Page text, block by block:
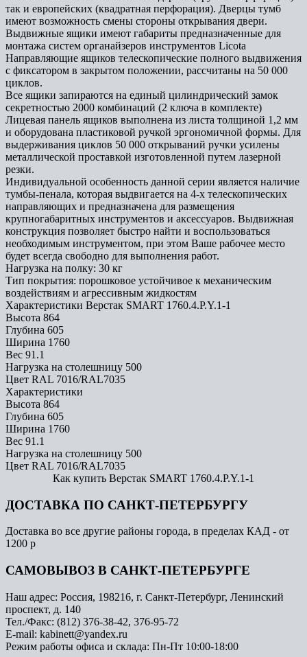
так и европейских (квадратная перфорация). Дверцы тумб
имеют возможность смены стороны открывания двери.
Выдвижные ящики имеют габариты предназначенные для
монтажа систем органайзеров инструментов Licota
Направляющие ящиков телескопические полного выдвижения
с фиксатором в закрытом положении, рассчитаны на 50 000
циклов.
Все ящики запираются на единый цилиндрический замок
секретностью 2000 комбинаций (2 ключа в комплекте)
Лицевая панель ящиков выполнена из листа толщиной 1,2 мм
и оборудована пластиковой ручкой эргономичной формы. Для
выдерживания циклов 50 000 открываний ручки усилены
металлической проставкой изготовленной путем лазерной
резки.
Индивидуальной особенность данной серии является наличие
тумбы-пенала, которая выдвигается на 4-х телескопических
направляющих и предназначена для размещения
крупногабаритных инструментов и аксессуаров. Выдвижная
конструкция позволяет быстро найти и воспользоваться
необходимым инструментом, при этом Ваше рабочее место
будет всегда свободно для выполнения работ.
Нагрузка на полку: 30 кг
Тип покрытия: порошковое устойчивое к механическим
воздействиям и агрессивным жидкостям
Характеристики Верстак SMART 1760.4.P.Y.1-1
Высота 864
Глубина 605
Ширина 1760
Вес 91.1
Нагрузка на столешницу 500
Цвет RAL 7016/RAL7035
Характеристики
Высота 864
Глубина 605
Ширина 1760
Вес 91.1
Нагрузка на столешницу 500
Цвет RAL 7016/RAL7035
Как купить Верстак SMART 1760.4.P.Y.1-1
ДОСТАВКА ПО САНКТ-ПЕТЕРБУРГУ
Доставка во все другие районы города, в пределах КАД - от
1200 р
САМОВЫВОЗ В САНКТ-ПЕТЕРБУРГЕ
Наш адрес: Россия, 198216, г. Санкт-Петербург, Ленинский
проспект, д. 140
Тел./Факс: (812) 376-38-42, 376-95-72
E-mail: kabinett@yandex.ru
Режим работы офиса и склада: Пн-Пт 10:00-18:00